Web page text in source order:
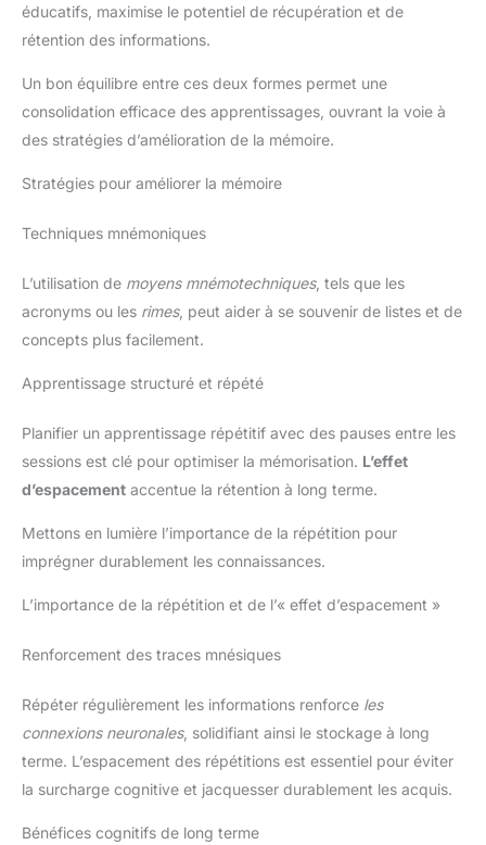
éducatifs, maximise le potentiel de récupération et de
rétention des informations.
Un bon équilibre entre ces deux formes permet une
consolidation efficace des apprentissages, ouvrant la voie à
des stratégies d’amélioration de la mémoire.
Stratégies pour améliorer la mémoire
Techniques mnémoniques
L’utilisation de moyens mnémotechniques, tels que les
acronyms ou les rimes, peut aider à se souvenir de listes et de
concepts plus facilement.
Apprentissage structuré et répété
Planifier un apprentissage répétitif avec des pauses entre les
sessions est clé pour optimiser la mémorisation. L’effet
d’espacement accentue la rétention à long terme.
Mettons en lumière l’importance de la répétition pour
imprégner durablement les connaissances.
L’importance de la répétition et de l’« effet d’espacement »
Renforcement des traces mnésiques
Répéter régulièrement les informations renforce les
connexions neuronales, solidifiant ainsi le stockage à long
terme. L’espacement des répétitions est essentiel pour éviter
la surcharge cognitive et jacquesser durablement les acquis.
Bénéfices cognitifs de long terme